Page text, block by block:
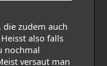
die zudem auch
also falls
nochmal
versaut man